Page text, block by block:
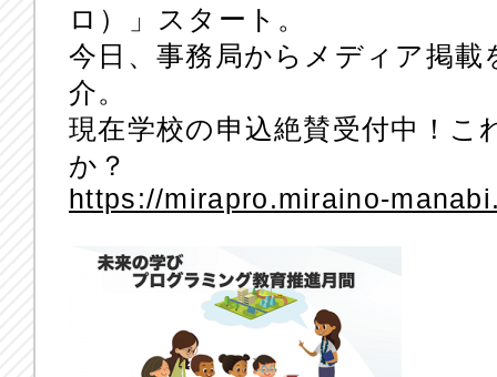
ロ）」スタート。
今日、事務局からメディア掲
介。
現在学校の申込絶賛受付中！
か？
https://mirapro.miraino-